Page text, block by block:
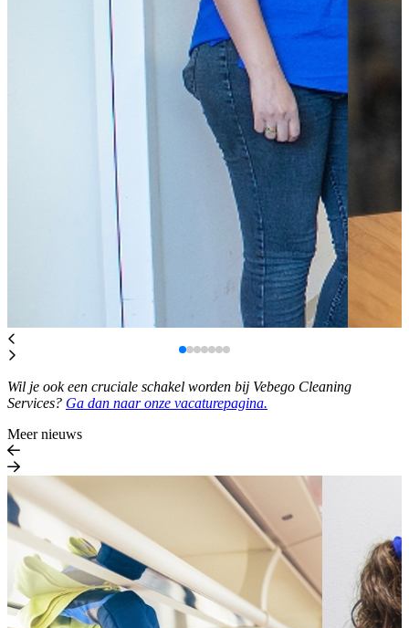
Wil je ook een cruciale schakel worden bij Vebego Cleaning
Services? Ga dan naar onze vacaturepagina.
Meer nieuws